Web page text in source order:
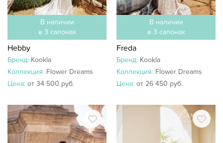
В наличии
в 3 салонах
Hebby
Бренд: Kookla
Коллекция: Flower Dreams
Цена: от 34 500 руб.
В наличии
в 3 салонах
Freda
Бренд: Kookla
Коллекция: Flower Dreams
Цена: от 26 450 руб.